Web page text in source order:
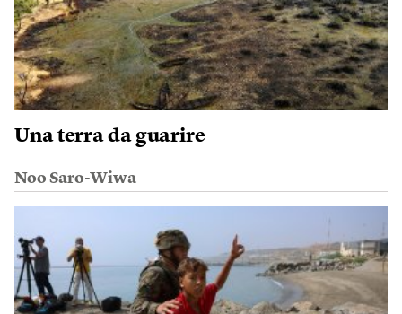
Una terra da guarire
Noo Saro-Wiwa